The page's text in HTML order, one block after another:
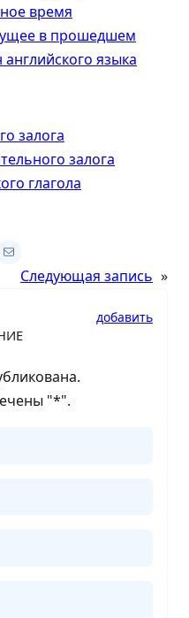
время
в прошедшем
языка
залога
залога
глагола
Следующая запись »
добавить
"*".